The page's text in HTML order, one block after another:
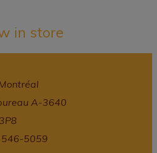
in store
A-3640
5059